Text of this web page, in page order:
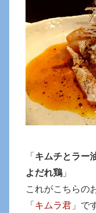
「 キムチとラー
よだれ鶏 」
これがこちらの
「 キムラ君 」で